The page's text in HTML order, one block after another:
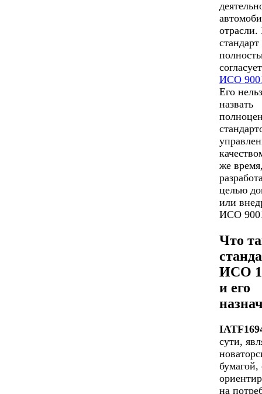
стандарт
ИСО
Его
назвать
же
целью
или
ИСО
Что
ИСО
и его
сути,
бумагой,
на